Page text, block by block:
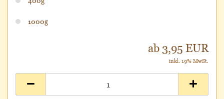
1000g
ab 3,95 EUR
inkl. 19% MwSt.